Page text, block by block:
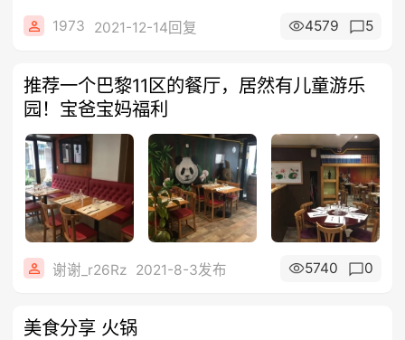
1973 2021-12-14回复 4579 5
推荐一个巴黎11区的餐厅，居然有儿童游乐
园！宝爸宝妈福利
谢谢_r26Rz 2021-8-3发布 5740 0
美食分享 火锅